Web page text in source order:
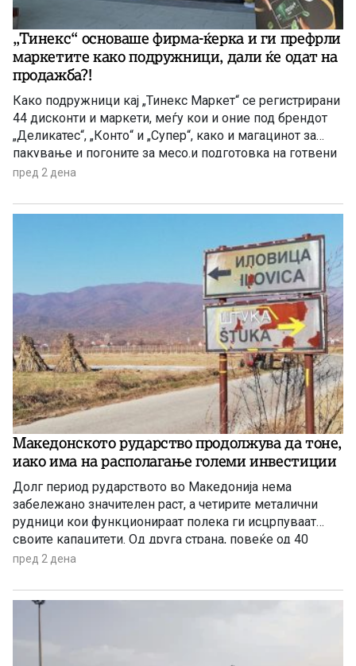
„Тинекс“ основаше фирма-ќерка и ги префрли
маркетите како подружници, дали ќе одат на
продажба?!
Како подружници кај „Тинекс Маркет“ се регистрирани
44 дисконти и маркети, меѓу кои и оние под брендот
„Деликатес“, „Конто“ и „Супер“, како и магацинот за
пакување и погоните за месо.и подготовка на готвени
јадења. Префрлен е и центарот за логистика, односно
пред 2 дена
Македонското рударство продолжува да тоне,
иако има на располагање големи инвестиции
Долг период рударството во Македонија нема
забележано значителен раст, а четирите металични
рудници кои функционираат полека ги исцрпуваат
своите капацитети. Од друга страна, повеќе од 40
години се нема реализирано ниту една голема
единствена сериозна најава има за проектот за рудник
за бакар во Иловица.
пред 2 дена